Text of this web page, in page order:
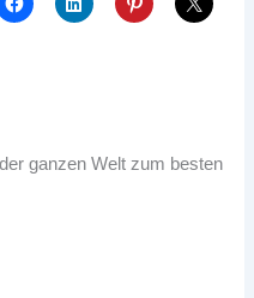
ganzen Welt zum besten